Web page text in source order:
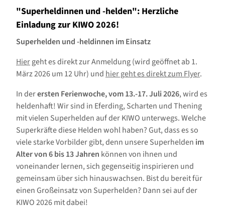
"Superheldinnen und -helden": Herzliche
Einladung zur KIWO 2026!
Superhelden und -heldinnen im Einsatz
Hiergeht es direkt zur Anmeldung (wird geöffnet ab 1.
März 2026 um 12 Uhr) und hier geht es direkt zum Flyer.
In derersten Ferienwoche, vom 13.-17. Juli 2026, wird es
heldenhaft! Wir sind in Eferding, Scharten und Thening
mit vielen Superhelden auf der KIWO unterwegs. Welche
Superkräfte diese Helden wohl haben? Gut, dass es so
viele starke Vorbilder gibt, denn unsere Superhelden im
Alter von 6 bis 13 Jahren können von ihnen und
voneinander lernen, sich gegenseitig inspirieren und
gemeinsam über sich hinauswachsen. Bist du bereit für
einen Großeinsatz von Superhelden? Dann sei auf der
KIWO 2026 mit dabei!